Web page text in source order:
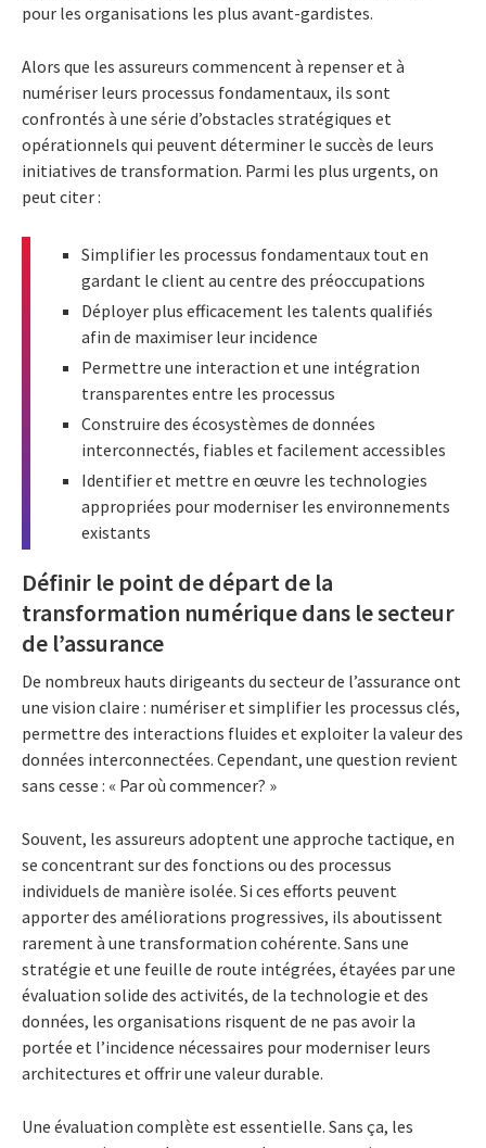
pour les organisations les plus avant-gardistes.
Alors que les assureurs commencent à repenser et à
numériser leurs processus fondamentaux, ils sont
confrontés à une série d’obstacles stratégiques et
opérationnels qui peuvent déterminer le succès de leurs
initiatives de transformation. Parmi les plus urgents, on
peut citer :
Simplifier les processus fondamentaux tout en
gardant le client au centre des préoccupations
Déployer plus efficacement les talents qualifiés
afin de maximiser leur incidence
Permettre une interaction et une intégration
transparentes entre les processus
Construire des écosystèmes de données
interconnectés, fiables et facilement accessibles
Identifier et mettre en œuvre les technologies
appropriées pour moderniser les environnements
existants
Définir le point de départ de la
transformation numérique dans le secteur
de l’assurance
De nombreux hauts dirigeants du secteur de l’assurance ont
une vision claire : numériser et simplifier les processus clés,
permettre des interactions fluides et exploiter la valeur des
données interconnectées. Cependant, une question revient
sans cesse : « Par où commencer? »
Souvent, les assureurs adoptent une approche tactique, en
se concentrant sur des fonctions ou des processus
individuels de manière isolée. Si ces efforts peuvent
apporter des améliorations progressives, ils aboutissent
rarement à une transformation cohérente. Sans une
stratégie et une feuille de route intégrées, étayées par une
évaluation solide des activités, de la technologie et des
données, les organisations risquent de ne pas avoir la
portée et l’incidence nécessaires pour moderniser leurs
architectures et offrir une valeur durable.
Une évaluation complète est essentielle. Sans ça, les